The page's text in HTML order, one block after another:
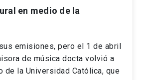
en medio de la
emisiones, pero el 1 de abril
de música docta volvió a
de la Universidad Católica, que